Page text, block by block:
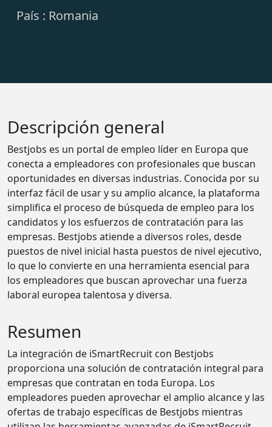
País : Romania
Descripción general
Bestjobs es un portal de empleo líder en Europa que
conecta a empleadores con profesionales que buscan
oportunidades en diversas industrias. Conocida por su
interfaz fácil de usar y su amplio alcance, la plataforma
simplifica el proceso de búsqueda de empleo para los
candidatos y los esfuerzos de contratación para las
empresas. Bestjobs atiende a diversos roles, desde
puestos de nivel inicial hasta puestos de nivel ejecutivo,
lo que lo convierte en una herramienta esencial para
los empleadores que buscan aprovechar una fuerza
laboral europea talentosa y diversa.
Resumen
La integración de iSmartRecruit con Bestjobs
proporciona una solución de contratación integral para
empresas que contratan en toda Europa. Los
empleadores pueden aprovechar el amplio alcance y las
ofertas de trabajo específicas de Bestjobs mientras